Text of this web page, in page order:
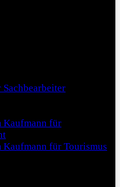
Kaufmann für
für Tourismus